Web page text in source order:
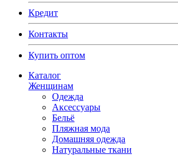
Кредит
Контакты
Купить оптом
Каталог
Женщинам
Одежда
Аксессуары
Бельё
Пляжная мода
Домашняя одежда
Натуральные ткани